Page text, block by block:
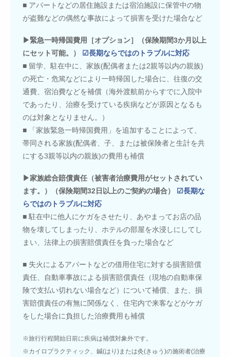
■ アパートなどの居住施設または宿泊施設に保管中の物
が盗難などの偶然な事故によって損害を受けた場合など
▶緊急一時帰国費用［オプション］（保険期間3か月以上
にセット可能。）
☑長期ならではのトラブルに対応
■ 留学、駐在中に、家族(配偶者または2親等以内の親族)
の死亡・危篤などにより一時帰国した場合に、往復の交
通費、宿泊費などを補償（海外渡航前からすでに入院中
であったり、治療を受けている疾病などが原因となるも
のは対象となりません。）
■ 「家族緊急一時帰国費用」を追加することによって、
帯同される家族(配偶者、子、または被保険者と生計を共
にする3親等以内の親族)の費用も補償
▶家族総合賠償責任（被害者治療費用がセットされてい
ます。）（保険期間32日以上のご契約の場合）
☑長期な
らではのトラブルに対応
■ 駐在中に他人にケガをさせたり、あやまってお店の品
物を壊してしまったり、ホテルの部屋を水浸しにしてし
まい、法律上の損害賠償責任を負った場合など
■ 失火によるアパートなどの借用住宅に対する損害賠償
責任、自動車事故による損害賠償責任（現地の自動車保
険で支払い切れない場合など）について補償、また、損
害賠償責任の有無に関係なく、住宅内で来客などがケガ
をした場合に負担した治療費用も補償
※旅行行程開始日前に疾病は補償対象外です。
※カイロプラクティック、鍼(はり)または灸(きゅう)の施術者(治療